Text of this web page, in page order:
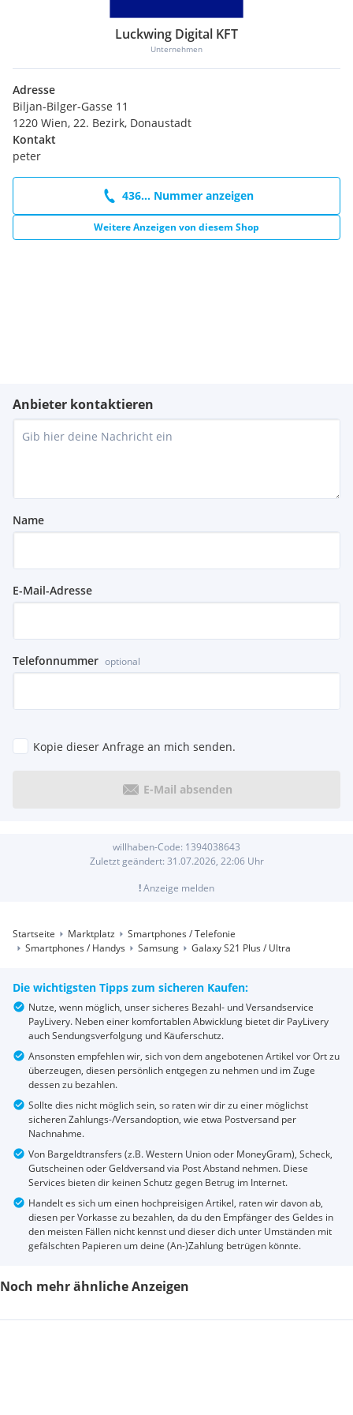
Luckwing Digital KFT
Unternehmen
Adresse
Biljan-Bilger-Gasse 11
1220 Wien, 22. Bezirk, Donaustadt
Kontakt
peter
436... Nummer anzeigen
Weitere Anzeigen von diesem Shop
Anbieter kontaktieren
Name
E-Mail-Adresse
Telefonnummer optional
Kopie dieser Anfrage an mich senden.
E-Mail absenden
willhaben-Code: 1394038643
Zuletzt geändert: 31.07.2026, 22:06Uhr
!Anzeige melden
Startseite Marktplatz
Smartphones / Telefonie
Smartphones / Handys
Samsung Galaxy S21 Plus / Ultra
Die wichtigsten Tipps zum sicheren Kaufen:
Nutze, wenn möglich, unser sicheres Bezahl- und Versandservice
PayLivery. Neben einer komfortablen Abwicklung bietet dir PayLivery
auch Sendungsverfolgung und Käuferschutz.
Ansonsten empfehlen wir, sich von dem angebotenen Artikel vor Ort zu
überzeugen, diesen persönlich entgegen zu nehmen und im Zuge
dessen zu bezahlen.
Sollte dies nicht möglich sein, so raten wir dir zu einer möglichst
sicheren Zahlungs-/Versandoption, wie etwa Postversand per
Nachnahme.
Von Bargeldtransfers (z.B. Western Union oder MoneyGram), Scheck,
Gutscheinen oder Geldversand via Post Abstand nehmen. Diese
Services bieten dir keinen Schutz gegen Betrug im Internet.
Handelt es sich um einen hochpreisigen Artikel, raten wir davon ab,
diesen per Vorkasse zu bezahlen, da du den Empfänger des Geldes in
den meisten Fällen nicht kennst und dieser dich unter Umständen mit
gefälschten Papieren um deine (An-)Zahlung betrügen könnte.
Noch mehr ähnliche Anzeigen